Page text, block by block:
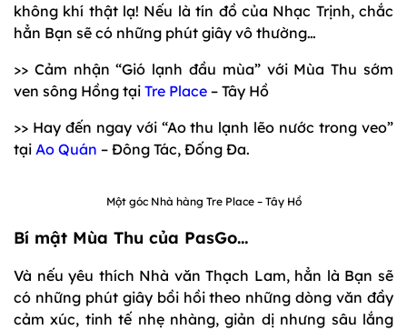
không khí thật lạ! Nếu là tín đồ của Nhạc Trịnh, chắc
hẳn Bạn sẽ có những phút giây vô thường…
>> Cảm nhận “Gió lạnh đầu mùa” với Mùa Thu sớm
ven sông Hồng tại Tre Place – Tây Hồ
>> Hay đến ngay với “Ao thu lạnh lẽo nước trong veo”
tại Ao Quán – Đông Tác, Đống Đa.
Một góc Nhà hàng Tre Place – Tây Hồ
Bí mật Mùa Thu của PasGo…
Và nếu yêu thích Nhà văn Thạch Lam, hẳn là Bạn sẽ
có những phút giây bồi hồi theo những dòng văn đầy
cảm xúc, tinh tế nhẹ nhàng, giản dị nhưng sâu lắng